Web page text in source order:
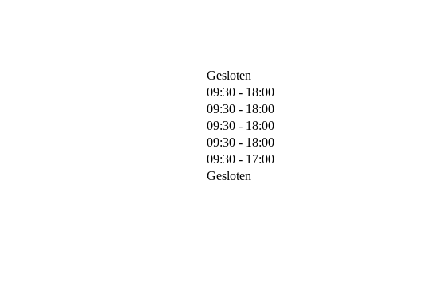
Gesloten
09:30 - 18:00
09:30 - 18:00
09:30 - 18:00
09:30 - 18:00
09:30 - 17:00
Gesloten